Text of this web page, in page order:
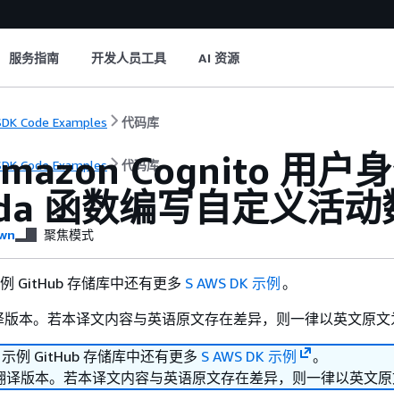
服务指南 开发人员工具 AI 资源
Code Examples 代码库
Code Examples 代码库
Cognito 用户
函数编写自定义活动
聚焦模式
GitHub 存储库中还有更多 S AWS DK 示例 。
本。若本译文内容与英语原文存在差异，则一律以英文原文
示例 GitHub 存储库中还有更多 S AWS DK 示例
。
版本。若本译文内容与英语原文存在差异，则一律以英文原